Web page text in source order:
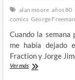
alan moore años 80
comics George Freeman
Cuando la semana
me había dejado
Fraction y Jorge
Ver másLa